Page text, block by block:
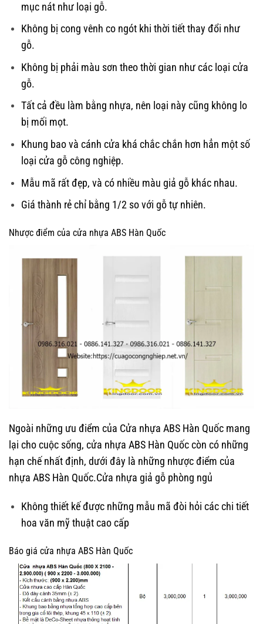
mục nát như loại gỗ.
Không bị cong vênh co ngót khi thời tiết thay đổi như
gỗ.
Không bị phải màu sơn theo thời gian như các loại cửa
gỗ.
Tất cả đều làm bằng nhựa, nên loại này cũng không lo
bị mối mọt.
Khung bao và cánh cửa khá chắc chắn hơn hẳn một số
loại cửa gỗ công nghiệp.
Mẫu mã rất đẹp, và có nhiều màu giả gỗ khác nhau.
Giá thành rẻ chỉ bằng 1/2 so với gỗ tự nhiên.
Nhược điểm của cửa nhựa ABS Hàn Quốc
Ngoài những ưu điểm của Cửa nhựa ABS Hàn Quốc mang
lại cho cuộc sống, cửa nhựa ABS Hàn Quốc còn có những
hạn chế nhất định, dưới đây là những nhược điểm của
nhựa ABS Hàn Quốc.Cửa nhựa giả gỗ phòng ngủ
Không thiết kế được những mẫu mã đòi hỏi các chi tiết
hoa văn mỹ thuật cao cấp
Báo giá cửa nhựa ABS Hàn Quốc